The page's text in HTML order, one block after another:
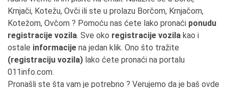
Krnjači, Kotežu, Ovči ili ste u prolazu Borčom, Krnjačom,
Kotežom, Ovčom ? Pomoću nas ćete lako pronaći ponudu
registracije vozila. Sve oko registracije vozila kao i
ostale informacije na jedan klik. Ono što tražite
(registraciju vozila) lako ćete pronaći na portalu
011info.com.
Pronašli ste šta vam je potrebno ? Verujemo da je baš ovde